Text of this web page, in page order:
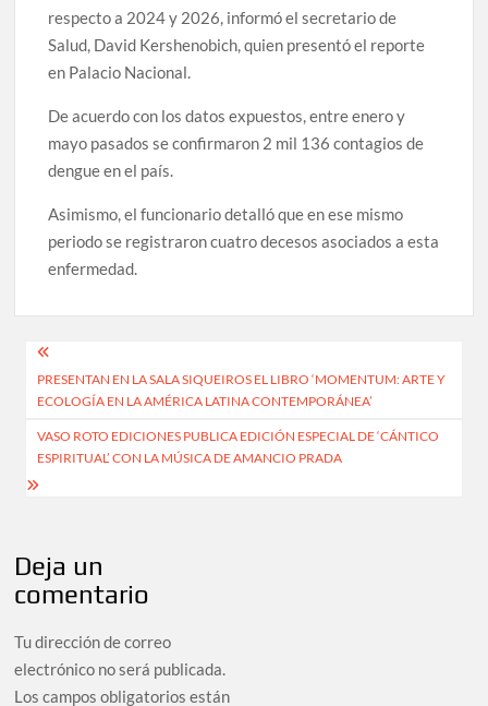
respecto a 2024 y 2026, informó el secretario de
Salud, David Kershenobich, quien presentó el reporte
en Palacio Nacional.
De acuerdo con los datos expuestos, entre enero y
mayo pasados se confirmaron 2 mil 136 contagios de
dengue en el país.
Asimismo, el funcionario detalló que en ese mismo
periodo se registraron cuatro decesos asociados a esta
enfermedad.
Navegación
de
entradas
PRESENTAN EN LA SALA SIQUEIROS EL LIBRO ‘MOMENTUM: ARTE Y
ECOLOGÍA EN LA AMÉRICA LATINA CONTEMPORÁNEA’
VASO ROTO EDICIONES PUBLICA EDICIÓN ESPECIAL DE ‘CÁNTICO
ESPIRITUAL’ CON LA MÚSICA DE AMANCIO PRADA
Deja un
comentario
Tu dirección de correo
electrónico no será publicada.
Los campos obligatorios están